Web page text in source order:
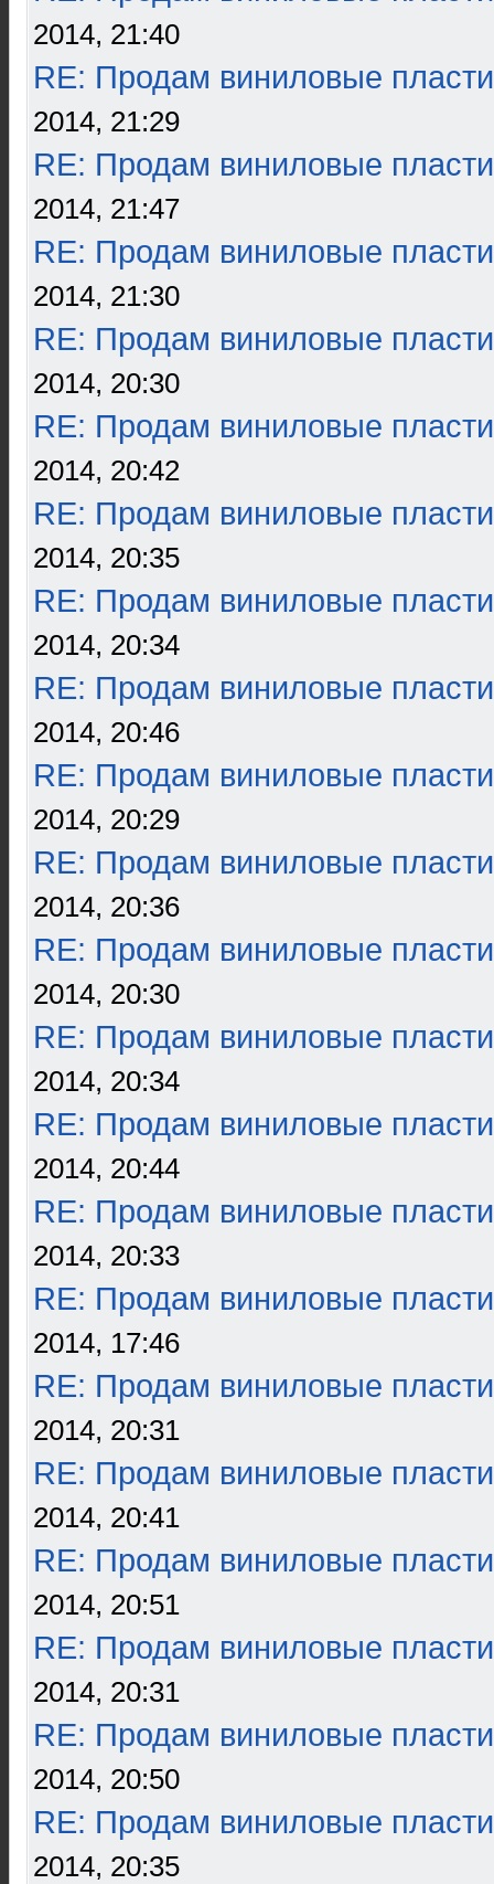
2014, 21:40
RE: Продам виниловые
2014, 21:29
RE: Продам виниловые
2014, 21:47
RE: Продам виниловые
2014, 21:30
RE: Продам виниловые
2014, 20:30
RE: Продам виниловые
2014, 20:42
RE: Продам виниловые
2014, 20:35
RE: Продам виниловые
2014, 20:34
RE: Продам виниловые
2014, 20:46
RE: Продам виниловые
2014, 20:29
RE: Продам виниловые
2014, 20:36
RE: Продам виниловые
2014, 20:30
RE: Продам виниловые
2014, 20:34
RE: Продам виниловые
2014, 20:44
RE: Продам виниловые
2014, 20:33
RE: Продам виниловые
2014, 17:46
RE: Продам виниловые
2014, 20:31
RE: Продам виниловые
2014, 20:41
RE: Продам виниловые
2014, 20:51
RE: Продам виниловые
2014, 20:31
RE: Продам виниловые
2014, 20:50
RE: Продам виниловые
2014, 20:35